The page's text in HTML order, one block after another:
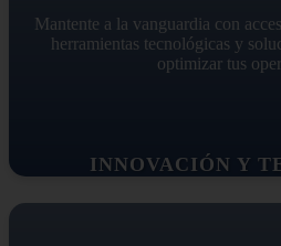
INNOVACIÓN Y
Mantente a la vanguardia con
herramientas tecnológicas y
optimizar tus